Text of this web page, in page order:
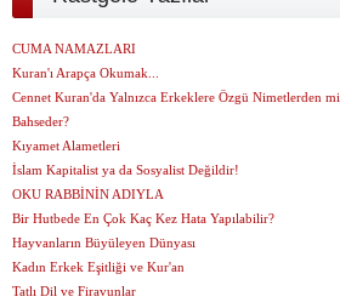
CUMA NAMAZLARI
Kuran'ı Arapça Okumak...
Cennet Kuran'da Yalnızca Erkeklere Özgü Nimetlerden mi
Bahseder?
Kıyamet Alametleri
İslam Kapitalist ya da Sosyalist Değildir!
OKU RABBİNİN ADIYLA
Bir Hutbede En Çok Kaç Kez Hata Yapılabilir?
Hayvanların Büyüleyen Dünyası
Kadın Erkek Eşitliği ve Kur'an
Tatlı Dil ve Firavunlar